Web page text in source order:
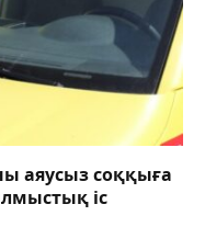
аяусыз соққыға
іс